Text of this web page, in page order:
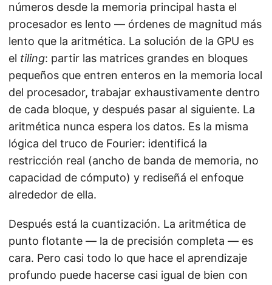
números desde la memoria principal hasta el
procesador es lento — órdenes de magnitud más
lento que la aritmética. La solución de la GPU es
el tiling: partir las matrices grandes en bloques
pequeños que entren enteros en la memoria local
del procesador, trabajar exhaustivamente dentro
de cada bloque, y después pasar al siguiente. La
aritmética nunca espera los datos. Es la misma
lógica del truco de Fourier: identificá la
restricción real (ancho de banda de memoria, no
capacidad de cómputo) y rediseñá el enfoque
alrededor de ella.
Después está la cuantización. La aritmética de
punto flotante — la de precisión completa — es
cara. Pero casi todo lo que hace el aprendizaje
profundo puede hacerse casi igual de bien con